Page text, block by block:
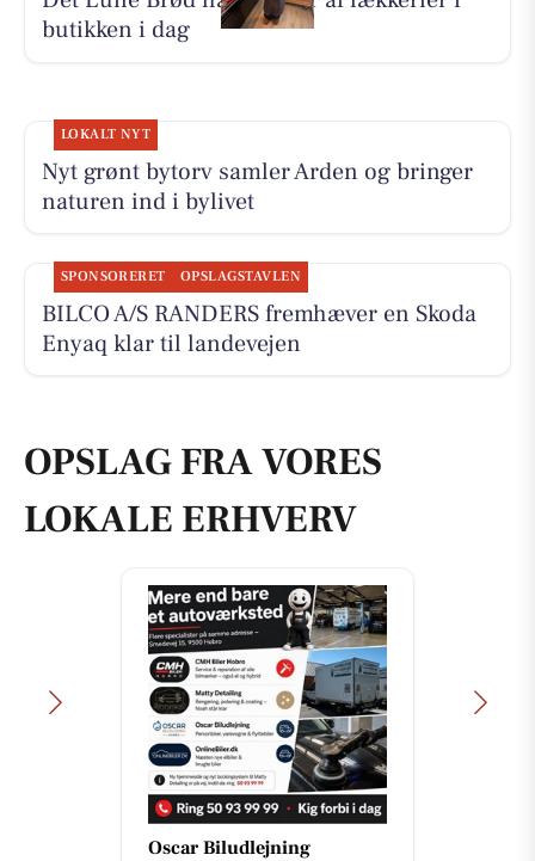
butikken i dag
LOKALT NYT
Nyt grønt bytorv samler Arden og bringer
naturen ind i bylivet
SPONSORERET OPSLAGSTAVLEN
BILCO A/S RANDERS fremhæver en Skoda
Enyaq klar til landevejen
OPSLAG FRA VORES
LOKALE ERHVERV
STARK Hobro